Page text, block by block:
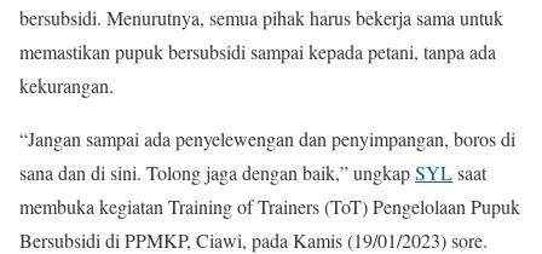
bersubsidi. Menurutnya, semua pihak harus bekerja sama untuk
memastikan pupuk bersubsidi sampai kepada petani, tanpa ada
kekurangan.
“Jangan sampai ada penyelewengan dan penyimpangan, boros di
sana dan di sini. Tolong jaga dengan baik,” ungkapSYLsaat
membuka kegiatan Training of Trainers (ToT) Pengelolaan Pupuk
Bersubsidi di PPMKP, Ciawi, pada Kamis (19/01/2023) sore.